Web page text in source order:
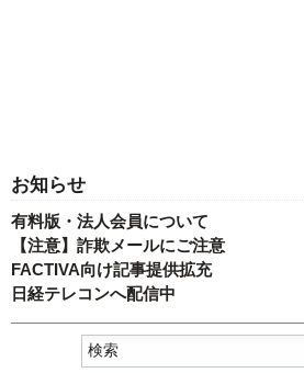
お知らせ
有料版・法人会員について
【注意】詐欺メールにご注意
FACTIVA向け記事提供拡充
日経テレコンへ配信中